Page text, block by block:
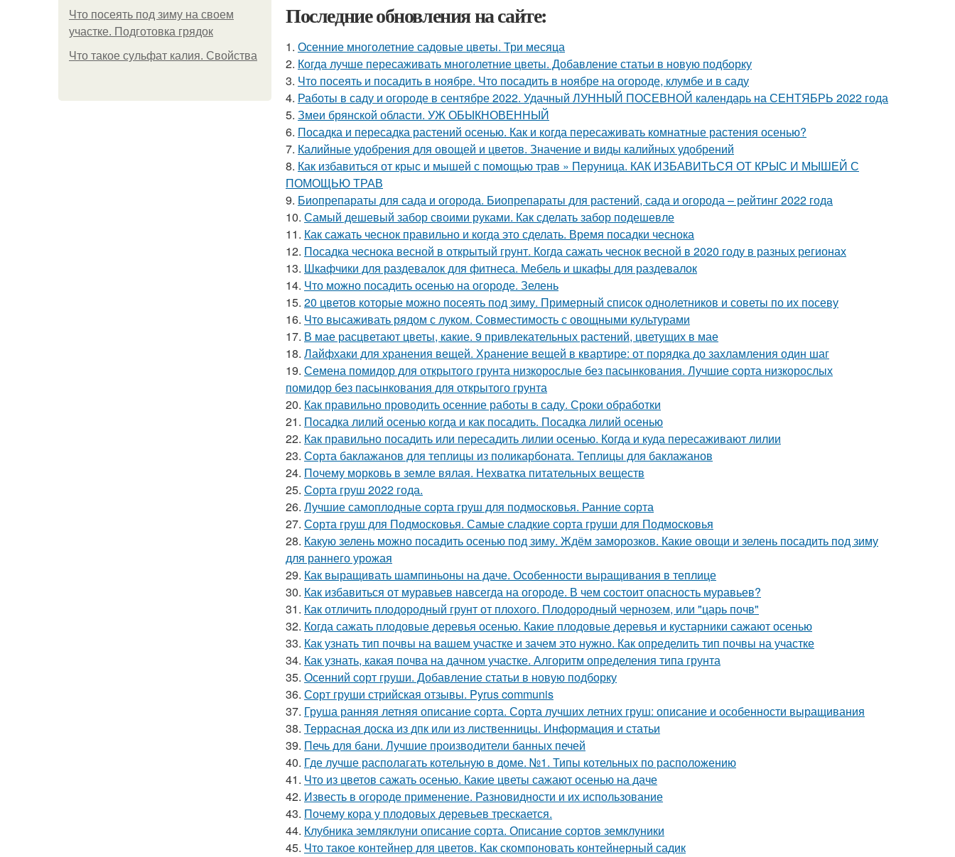
Что посеять под зиму на своем
участке. Подготовка грядок
Что такое сульфат калия. Свойства
Последние обновления на сайте:
1. Осенние многолетние садовые цветы. Три месяца
2. Когда лучше пересаживать многолетние цветы. Добавление статьи в новую подборку
3. Что посеять и посадить в ноябре. Что посадить в ноябре на огороде, клумбе и в саду
4. Работы в саду и огороде в сентябре 2022. Удачный ЛУННЫЙ ПОСЕВНОЙ календарь на СЕНТЯБРЬ 2022 года
5. Змеи брянской области. УЖ ОБЫКНОВЕННЫЙ
6. Посадка и пересадка растений осенью. Как и когда пересаживать комнатные растения осенью?
7. Калийные удобрения для овощей и цветов. Значение и виды калийных удобрений
8. Как избавиться от крыс и мышей с помощью трав » Перуница. КАК ИЗБАВИТЬСЯ ОТ КРЫС И МЫШЕЙ С
ПОМОЩЬЮ ТРАВ
9. Биопрепараты для сада и огорода. Биопрепараты для растений, сада и огорода – рейтинг 2022 года
10. Самый дешевый забор своими руками. Как сделать забор подешевле
11. Как сажать чеснок правильно и когда это сделать. Время посадки чеснока
12. Посадка чеснока весной в открытый грунт. Когда сажать чеснок весной в 2020 году в разных регионах
13. Шкафчики для раздевалок для фитнеса. Мебель и шкафы для раздевалок
14. Что можно посадить осенью на огороде. Зелень
15. 20 цветов которые можно посеять под зиму. Примерный список однолетников и советы по их посеву
16. Что высаживать рядом с луком. Совместимость с овощными культурами
17. В мае расцветают цветы, какие. 9 привлекательных растений, цветущих в мае
18. Лайфхаки для хранения вещей. Хранение вещей в квартире: от порядка до захламления один шаг
19. Семена помидор для открытого грунта низкорослые без пасынкования. Лучшие сорта низкорослых
помидор без пасынкования для открытого грунта
20. Как правильно проводить осенние работы в саду. Сроки обработки
21. Посадка лилий осенью когда и как посадить. Посадка лилий осенью
22. Как правильно посадить или пересадить лилии осенью. Когда и куда пересаживают лилии
23. Сорта баклажанов для теплицы из поликарбоната. Теплицы для баклажанов
24. Почему морковь в земле вялая. Нехватка питательных веществ
25. Сорта груш 2022 года.
26. Лучшие самоплодные сорта груш для подмосковья. Ранние сорта
27. Сорта груш для Подмосковья. Самые сладкие сорта груши для Подмосковья
28. Какую зелень можно посадить осенью под зиму. Ждём заморозков. Какие овощи и зелень посадить под зиму
для раннего урожая
29. Как выращивать шампиньоны на даче. Особенности выращивания в теплице
30. Как избавиться от муравьев навсегда на огороде. В чем состоит опасность муравьев?
31. Как отличить плодородный грунт от плохого. Плодородный чернозем, или "царь почв"
32. Когда сажать плодовые деревья осенью. Какие плодовые деревья и кустарники сажают осенью
33. Как узнать тип почвы на вашем участке и зачем это нужно. Как определить тип почвы на участке
34. Как узнать, какая почва на дачном участке. Алгоритм определения типа грунта
35. Осенний сорт груши. Добавление статьи в новую подборку
36. Сорт груши стрийская отзывы. Pyrus communis
37. Груша ранняя летняя описание сорта. Сорта лучших летних груш: описание и особенности выращивания
38. Террасная доска из дпк или из лиственницы. Информация и статьи
39. Печь для бани. Лучшие производители банных печей
40. Где лучше располагать котельную в доме. №1. Типы котельных по расположению
41. Что из цветов сажать осенью. Какие цветы сажают осенью на даче
42. Известь в огороде применение. Разновидности и их использование
43. Почему кора у плодовых деревьев трескается.
44. Клубника земляклуни описание сорта. Описание сортов земклуники
45. Что такое контейнер для цветов. Как скомпоновать контейнерный садик